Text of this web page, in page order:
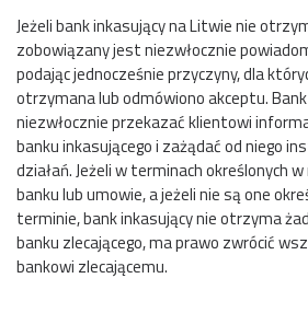
Jeżeli bank inkasujący na Litwie nie
zobowiązany jest niezwłocznie
podając jednocześnie przyczyny, dla
otrzymana lub odmówiono akceptu.
niezwłocznie przekazać klientowi
banku inkasującego i zażądać od niego
działań. Jeżeli w terminach określonych
banku lub umowie, a jeżeli nie są one
terminie, bank inkasujący nie otrzyma
banku zlecającego, ma prawo zwrócić
bankowi zlecającemu.